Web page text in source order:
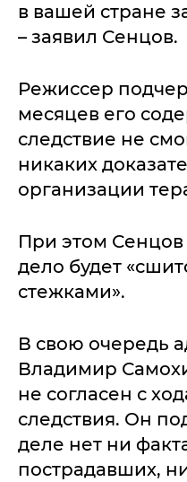
в вашей стране
– заявил Сенцов.
Режиссер
месяцев его
следствие не
никаких
организации
При этом Сенцов
дело будет
стежками».
В свою очередь
Владимир
не согласен с
следствия. Он
деле нет ни
пострадавших,